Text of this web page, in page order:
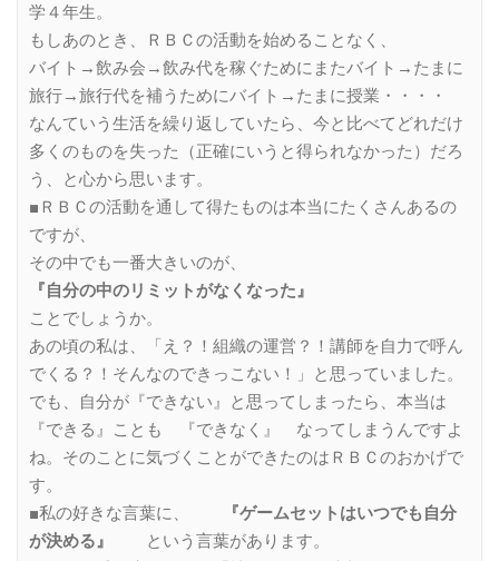
学４年生。
もしあのとき、ＲＢＣの活動を始めることなく、
バイト→飲み会→飲み代を稼ぐためにまたバイト→たまに
旅行→旅行代を補うためにバイト→たまに授業・・・・
なんていう生活を繰り返していたら、今と比べてどれだけ
多くのものを失った（正確にいうと得られなかった）だろ
う、と心から思います。
■ＲＢＣの活動を通して得たものは本当にたくさんあるの
ですが、
その中でも一番大きいのが、
『自分の中のリミットがなくなった』
ことでしょうか。
あの頃の私は、「え？！組織の運営？！講師を自力で呼ん
でくる？！そんなのできっこない！」と思っていました。
でも、自分が『できない』と思ってしまったら、本当は
『できる』ことも 『できなく』 なってしまうんですよ
ね。そのことに気づくことができたのはＲＢＣのおかげで
す。
■私の好きな言葉に、
『ゲームセットはいつでも自分
が決める』
という言葉があります。